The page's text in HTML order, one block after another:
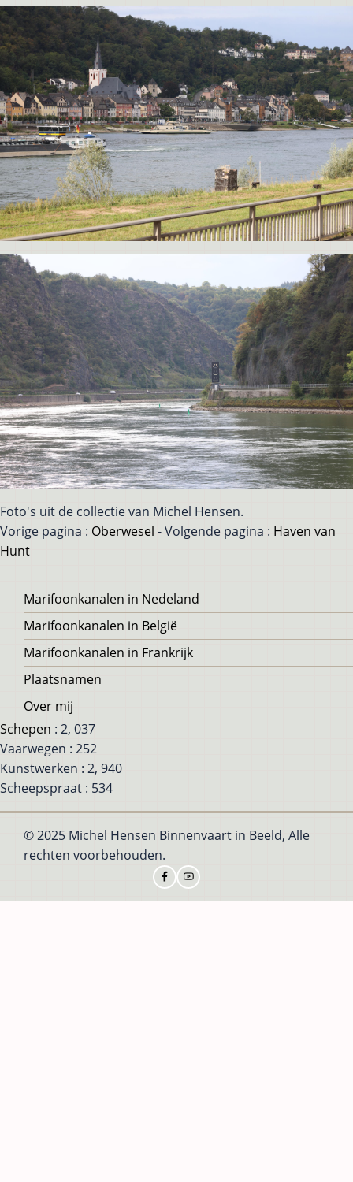
Foto's uit de collectie van Michel Hensen.
Vorige pagina : Oberwesel - Volgende pagina : Haven van
Hunt
Voet
Marifoonkanalen in Nedeland
Marifoonkanalen in België
Marifoonkanalen in Frankrijk
Plaatsnamen
Over mij
Schepen : 2, 037
Vaarwegen : 252
Kunstwerken : 2, 940
Scheepspraat : 534
© 2025 Michel Hensen Binnenvaart in Beeld, Alle
rechten voorbehouden.